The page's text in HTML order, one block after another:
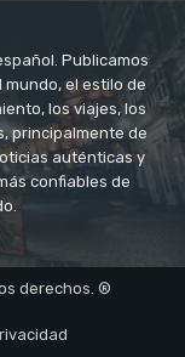
Publicamos
el estilo de
los viajes, los
principalmente de
auténticas y
confiables de
derechos. ®